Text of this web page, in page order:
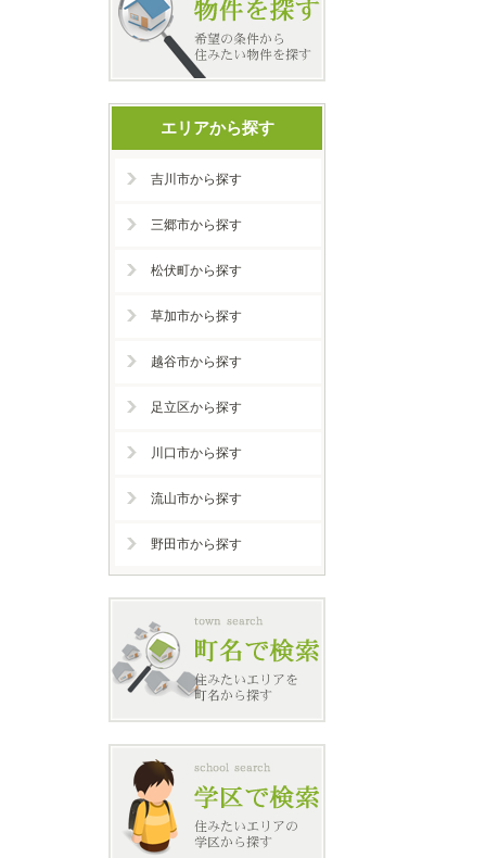
エリアから探す
吉川市から探す
三郷市から探す
松伏町から探す
草加市から探す
越谷市から探す
足立区から探す
川口市から探す
流山市から探す
野田市から探す